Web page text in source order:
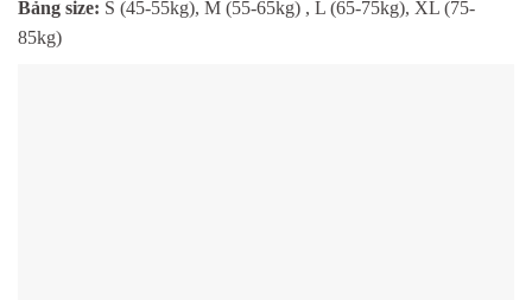
Bảng size: S (45-55kg), M (55-65kg) , L (65-75kg), XL (75-
85kg)